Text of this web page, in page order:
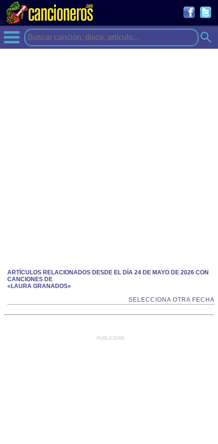
ARTÍCULOS RELACIONADOS DESDE EL DÍA 24 DE MAYO DE 2026 CON
CANCIONES DE
«LAURA GRANADOS»
SELECCIONA OTRA FECHA
PUBLICIDAD